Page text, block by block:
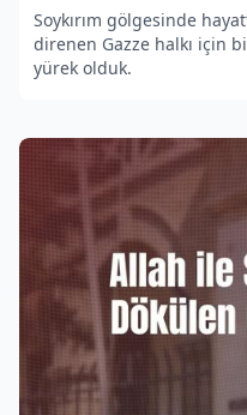
Soykırım gölgesinde
direnen Gazze halkı için
yürek olduk.